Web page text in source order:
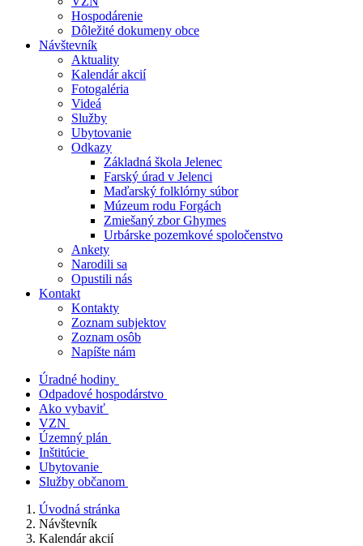
Hospodárenie
Dôležité dokumeny obce
Návštevník
Aktuality
Kalendár akcií
Fotogaléria
Videá
Služby
Ubytovanie
Odkazy
Základná škola Jelenec
Farský úrad v Jelenci
Maďarský folklórny súbor
Múzeum rodu Forgách
Zmiešaný zbor Ghymes
Urbárske pozemkové spoločenstvo
Ankety
Narodili sa
Opustili nás
Kontakt
Kontakty
Zoznam subjektov
Zoznam osôb
Napíšte nám
Úradné hodiny
Odpadové hospodárstvo
Ako vybaviť
VZN
Územný plán
Inštitúcie
Ubytovanie
Služby občanom
Úvodná stránka
Návštevník
Kalendár akcií